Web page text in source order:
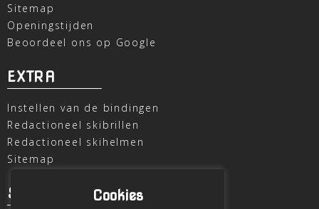
Sitemap
Openingstijden
Beoordeel ons op Google
EXTRA
Instellen van de bindingen
Redactioneel skibrillen
Redactioneel skihelmen
Sitemap
SKI OUTLETCookies